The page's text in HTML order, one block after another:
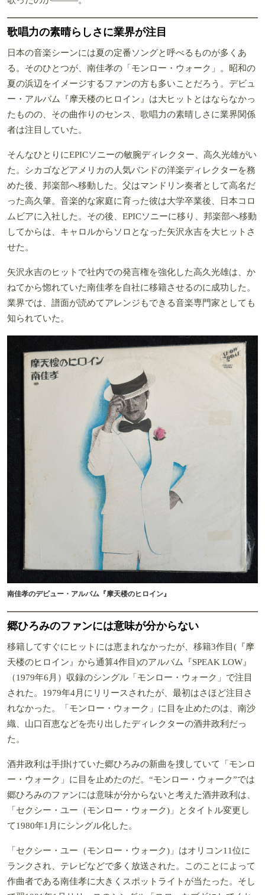
歌唱力の素晴らしさに業界が注目
日本の音楽シーンには夏の定番ソングと呼べるものが多くあ
る。そのひとつが、南佳孝の「モンロー・ウォーク」。昭和の
夏の浜辺をイメージするファンの方も多いことだろう。デビュ
ー・アルバム『摩天楼のヒロイン』は大ヒットとはならなかっ
たものの、その曲作りのセンス、歌唱力の素晴しさに業界関係
者は注目していた。
そんなひとりにEPICソニーの敏腕ディレクター、高久光雄がい
た。シカゴなどアメリカの人気バンドの洋楽ディレクターを務
めた後、邦楽部へ移動した。父はマンドリン奏者として高名だ
った高久肇。音楽的な家庭に育った彼は大学卒業後、日本コロ
ムビアに入社した。その後、EPICソニーに移り、邦楽部へ移動
してからは、キャロルからソロとなった矢沢永吉を大ヒットさ
せた。
矢沢永吉のヒットで社内での発言権を強化した高久光雄は、か
ねてから惚れていた南佳孝を自社に移籍させるのに成功した。
業界では、譜面が読めてアレンジもできる音楽専門家としても
知られていた。
南佳孝のデビュー・アルバム『摩天楼のヒロイン』
郷ひろみのファンには意味が分からない
移籍してすぐにヒットには恵まれなかったが、移籍3作目(『摩
天楼のヒロイン』から通算4作目)のアルバム『SPEAK LOW』
（1979年6月）収録のシングル「モンロー・ウォーク」で注目
された。1979年4月にリリースされたが、最初はさほど注目さ
れなかった。「モンロー・ウォーク」に目を止めたのは、南沙
織、山口百恵などを売り出したディレクターの酒井政利だっ
た。
酒井政利は手掛けていた郷ひろみの新曲を捜していて「モンロ
ー・ウォーク」に目を止めたのだ。“モンロー・ウォーク”では
郷ひろみのファンには意味が分からないと考えた酒井政利は、
「セクシー・ユー（モンロー・ウォーク)」とタイトル変更し
て1980年1月にシングル化した。
「セクシー・ユー（モンロー・ウォーク)」はオリコン11位に
ランクされ、テレビなどで多く放送された。このことによって
作曲者である南佳孝に大きくスポットライトが当たった。そし